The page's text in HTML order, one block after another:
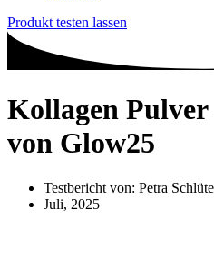
Produkt testen lassen
Kollagen
von Glow25
Testbericht von: Petra
Juli, 2025